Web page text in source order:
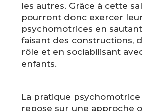
les autres. Grâce à cette
pourront donc exercer
psychomotrices en
faisant des constructions,
rôle et en sociabilisant
enfants.
La pratique
repose sur une approche